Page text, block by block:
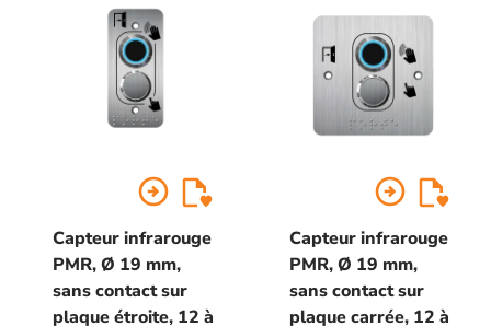
arrow_circle_right
Capteur infrarouge
PMR, Ø 19 mm,
sans contact sur
plaque étroite, 12 à
arrow_circle_right
Capteur infrarouge
PMR, Ø 19 mm,
sans contact sur
plaque carrée, 12 à